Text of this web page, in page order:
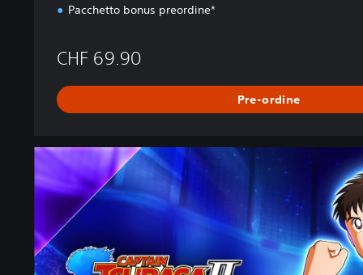
Pacchetto bonus preordine*
CHF 69.90
Pre-ordine
U
l
t
a
t